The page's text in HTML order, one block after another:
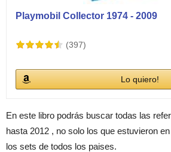
Playmobil Collector 1974 - 2009
(397)
Lo quiero!
En este libro podrás buscar todas las
hasta 2012 , no solo los que estuvieron
los sets de todos los paises.